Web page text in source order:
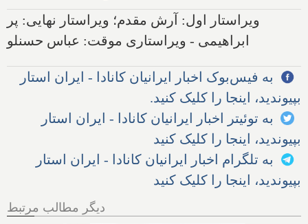
ویراستار اول: آرش مقدم؛ ویراستار نهایی: پر
ابراهیمی - ویراستاری موقت: عباس حسنلو
به فیس‌بوک اخبار ایرانیان کانادا - ایران استار
بپیوندید، اینجا را کلیک کنید.
به توئیتر اخبار ایرانیان کانادا - ایران استار
بپیوندید، اینجا را کلیک کنید
به تلگرام اخبار ایرانیان کانادا - ایران استار
بپیوندید، اینجا را کلیک کنید
دیگر مطالب مرتبطبا وجود حکم بازداشت، چگونه